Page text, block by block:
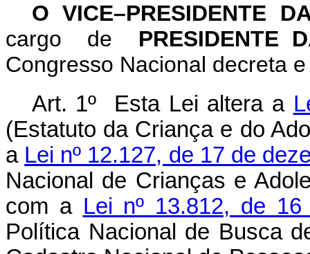
O VICE–PRESIDENTE
cargo de PRESIDENTE
Congresso Nacional decreta
Art. 1º Esta Lei altera a
(Estatuto da Criança e do
a Lei nº 12.127, de 17 de
Nacional de Crianças e
com a Lei nº 13.812, de
Política Nacional de Busca